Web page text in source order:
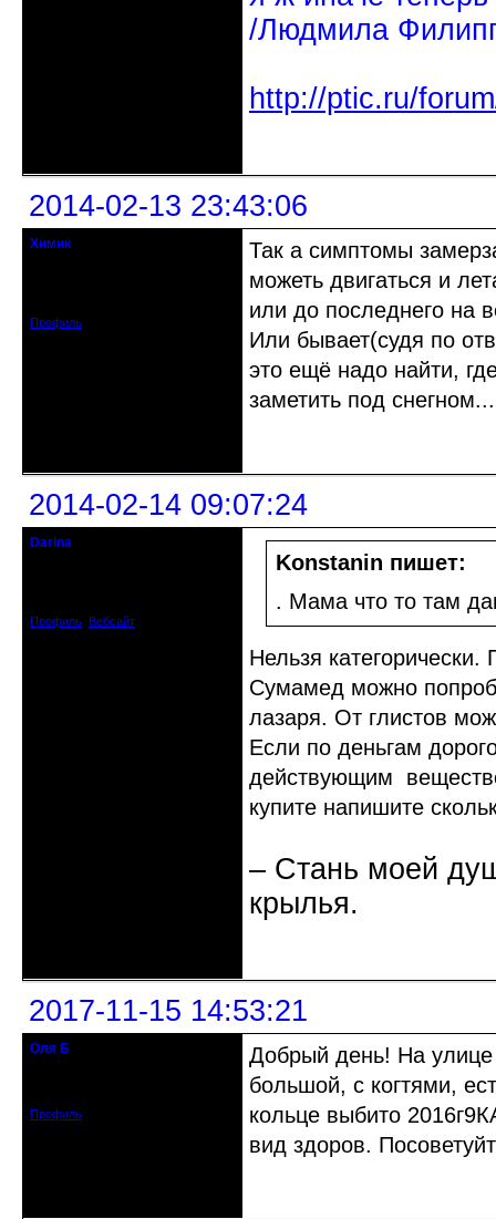
/Людмила
http://ptic.ru/
2014-02-13 23:43:06
Химик
Профиль
Так а симптомы
можеть двигаться и
или до последнего на
Или бывает(судя по
это ещё надо найти,
заметить под снегном...
2014-02-14 09:07:24
Darina
Профиль Вебсайт
Konstanin пишет:
. Мама что то там
Нельзя
Сумамед можно
лазаря. От глистов
Если по деньгам
действующим
купите напишите
– Стань моей
крылья.
2017-11-15 14:53:21
Оля Б
Профиль
Добрый день! На улице
большой, с когтями,
кольце выбито
вид здоров.